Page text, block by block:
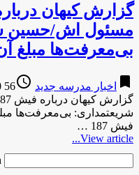
مسئول اش/حسین
بی‌معرفت‌ها مبلغ
bookmark اخبار مدرسه جدید access_time
56 years ago
شریعتمداری: بی‌معرفت‌ها
فیش 187 …
View article...